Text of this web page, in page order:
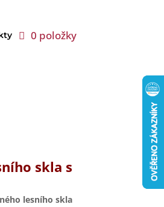
0 položky
skla s
lesního skla